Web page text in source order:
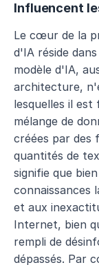
Influencent
Le cœur de la
d'IA réside
modèle d'IA,
architecture,
lesquelles il
mélange de
créées par des
quantités de
signifie que
connaissances
et aux
Internet, bien
rempli de
dépassés. Par